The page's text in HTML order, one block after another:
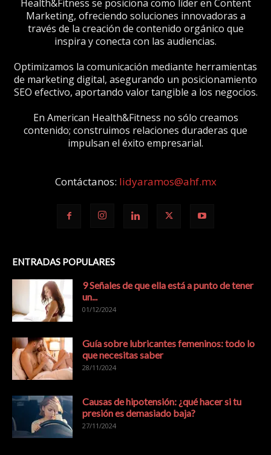
Health&Fitness se posiciona como líder en Content
Marketing, ofreciendo soluciones innovadoras a
través de la creación de contenido orgánico que
inspira y conecta con las audiencias.
Optimizamos la comunicación mediante herramientas
de marketing digital, asegurando un posicionamiento
SEO efectivo, aportando valor tangible a los negocios.
En American Health&Fitness no sólo creamos
contenido; construimos relaciones duraderas que
impulsan el éxito empresarial.
Contáctanos: lidyaramos@ahf.mx
ENTRADAS POPULARES
9 Señales de que ella está a punto de tener
un...
01/12/2024
Guía sobre lubricantes femeninos: todo lo
que necesitas saber
28/11/2024
Causas de hipotensión: ¿qué hacer si tu
presión es demasiado baja?
27/11/2024